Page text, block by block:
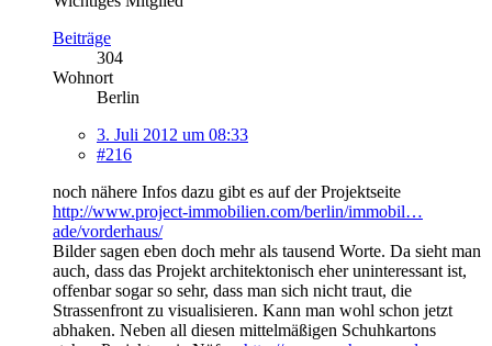
Beiträge
304
Wohnort
Berlin
3. Juli 2012 um 08:33
#216
noch nähere Infos dazu gibt es auf der Projektseite
http://www.project-immobilien.com/berlin/immobil…
ade/vorderhaus/
Bilder sagen eben doch mehr als tausend Worte. Da sieht man
auch, dass das Projekt architektonisch eher uninteressant ist,
offenbar sogar so sehr, dass man sich nicht traut, die
Strassenfront zu visualisieren. Kann man wohl schon jetzt
abhaken. Neben all diesen mittelmäßigen Schuhkartons